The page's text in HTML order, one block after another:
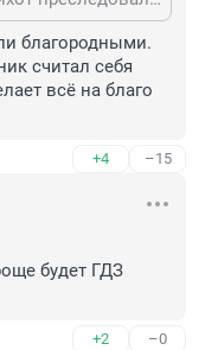
благородными.
считал себя
всё на благо
+4 –15
будет ГДЗ
+2 –0